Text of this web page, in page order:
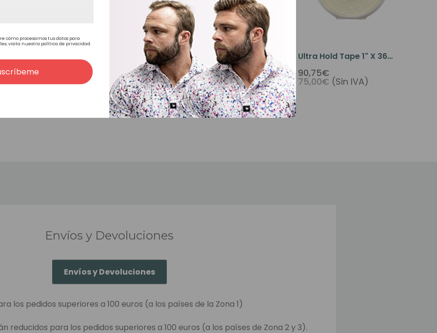
Ultra Hold Tape 3/4" X 3
7,50€ (Sin IVA)
Ultra Hold Tape 1" X 12
Yards
30,86€
25,50€ (Sin IVA)
Ultra Hold Tape 1" X 36
Yards
90,75€
75,00€ (Sin IVA)
Envíos y Devoluciones
Envíos y Devoluciones
los pedidos superiores a 100 euros (a los países de la Zona 1)
reducidos para los pedidos superiores a 100 euros (a los países de Zona 2 y 3).
cómo procesamos tus datos para
visita nuestra política de privacidad.